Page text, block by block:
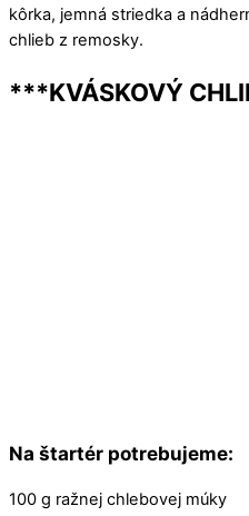
kôrka, jemná striedka a
chlieb z remosky.
***KVÁSKOVÝ
Na štartér potrebujeme:
100 g ražnej chlebovej múky